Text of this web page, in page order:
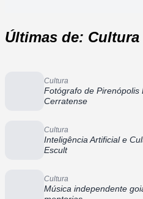
Últimas de: Cultura
Cultura
Fotógrafo de
Cerratense
Cultura
Inteligência Artificial e
Escult
Cultura
Música independente